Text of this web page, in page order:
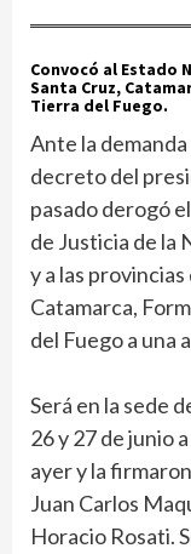
Convocó al Estado
Santa Cruz,
Tierra del Fuego.
Ante la
decreto del
pasado derogó
de Justicia de la
y a las
Catamarca,
del Fuego a una
Será en la sede
26 y 27 de junio
ayer y la
Juan Carlos
Horacio Rosati.